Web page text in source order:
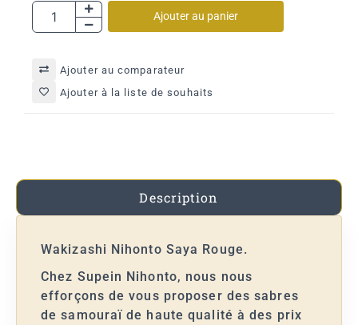
Ajouter au panier
Ajouter au comparateur
Ajouter à la liste de souhaits
Description
Wakizashi Nihonto Saya Rouge.
Chez Supein Nihonto, nous nous
efforçons de vous proposer des sabres
de samouraï de haute qualité à des prix